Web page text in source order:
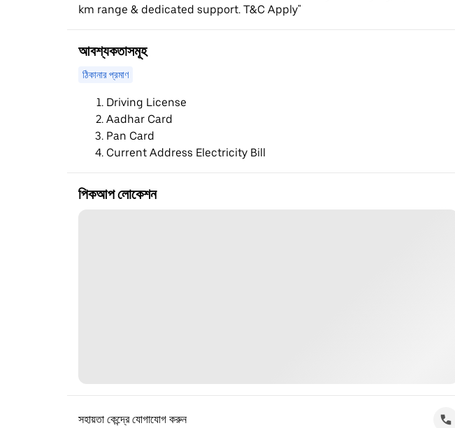
km range & dedicated support. T&C Apply"
আবশ্যকতাসমূহ
ঠিকানার প্রমাণ
Driving License
Aadhar Card
Pan Card
Current Address Electricity Bill
পিকআপ লোকেশন
সহায়তা কেন্দ্রে যোগাযোগ করুন